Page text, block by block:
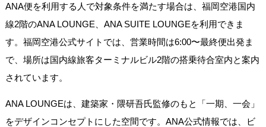
ANA便を利用する人で対象条件を満たす場合は、福岡空港国内
線2階のANA LOUNGE、ANA SUITE LOUNGEを利用できま
す。福岡空港公式サイトでは、営業時間は6:00〜最終便出発ま
で、場所は国内線旅客ターミナルビル2階の搭乗待合室内と案内
されています。
ANA LOUNGEは、建築家・隈研吾氏監修のもと「一期、一会」
をデザインコンセプトにした空間です。ANA公式情報では、ビ